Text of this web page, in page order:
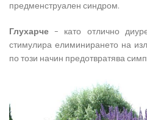
предменструален синдром.
Глухарче – като отлично
стимулира елиминирането на
по този начин предотвратява